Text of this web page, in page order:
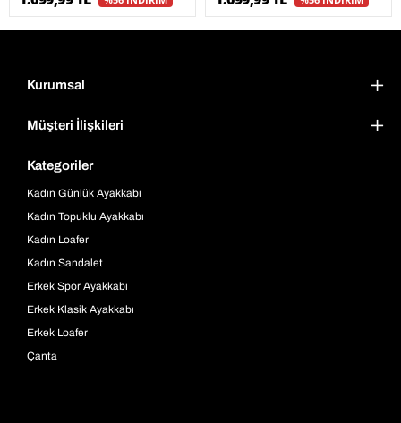
Kurumsal
Müşteri İlişkileri
Kategoriler
Kadın Günlük Ayakkabı
Kadın Topuklu Ayakkabı
Kadın Loafer
Kadın Sandalet
Erkek Spor Ayakkabı
Erkek Klasik Ayakkabı
Erkek Loafer
Çanta